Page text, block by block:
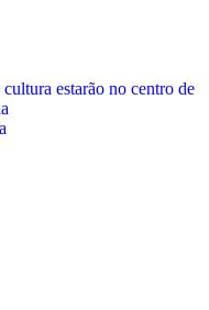
estarão no centro de